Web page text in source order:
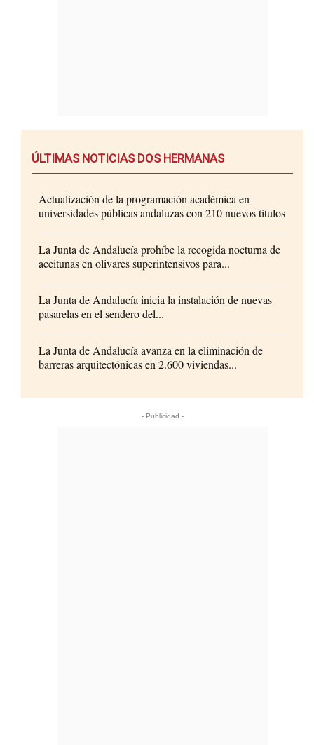
ÚLTIMAS NOTICIAS DOS HERMANAS
Actualización de la programación académica en
universidades públicas andaluzas con 210 nuevos títulos
La Junta de Andalucía prohíbe la recogida nocturna de
aceitunas en olivares superintensivos para...
La Junta de Andalucía inicia la instalación de nuevas
pasarelas en el sendero del...
La Junta de Andalucía avanza en la eliminación de
barreras arquitectónicas en 2.600 viviendas...
- Publicidad -